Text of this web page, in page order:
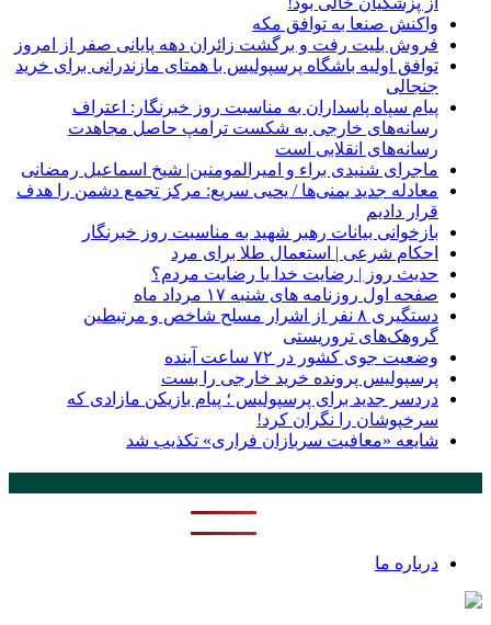
واکنش صنعا به توافق مکه
فروش بلیت رفت و برگشت زائران دهه پایانی صفر از امروز
توافق اولیه باشگاه پرسپولیس با همتای مازندرانی برای خرید
جنجالی
پیام سپاه پاسداران به مناسبت روز خبرنگار: اعتراف
رسانه‌های خارجی به شکست ترامپ حاصل مجاهدت
رسانه‌های انقلابی است
ماجرای شنیدی براء و امیرالمومنین| شیخ اسماعیل رمضانی
معادله جدید یمنی‌ها / یحیی سریع: مرکز تجمع دشمن را هدف
قرار دادیم
بازخوانی بیانات رهبر شهید به مناسبت روز خبرنگار
احکام شرعی | استعمال طلا برای مرد
حدیث روز | رضایت خدا یا رضایت مردم؟
صفحه اول روزنامه‌ های شنبه ۱۷ مرداد ماه
دستگیری ۸ نفر از اشرار مسلح شاخص و مرتبطین
گروهک‌های تروریستی
وضعیت جوی کشور در ۷۲ ساعت آینده
پرسپولیس پرونده خرید خارجی را بست
دردسر جدید برای پرسپولیس ؛ پیام بازیکن مازادی که
سرخپوشان را نگران کرد!
شایعه «معافیت سربازان فراری» تکذیب شد
درباره ما